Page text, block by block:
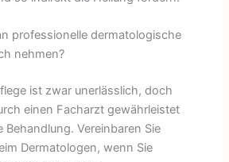
professionelle dermatologische
nehmen?
ist zwar unerlässlich, doch
einen Facharzt gewährleistet
Behandlung. Vereinbaren Sie
Dermatologen, wenn Sie